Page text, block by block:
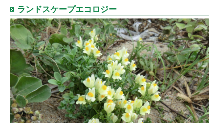
ランドスケープエコロジー